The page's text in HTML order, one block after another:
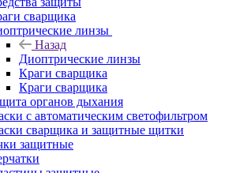
сварщика
линзы
Назад
Диоптрические линзы
Краги сварщика
Краги сварщика
органов дыхания
с автоматическим светофильтром
сварщика и защитные щитки
защитные